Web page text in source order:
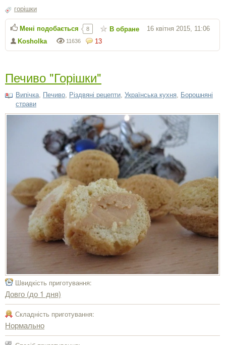
горішки
13
11636
Kosholka
16 квітня 2015, 11:06
Мені подобається 8 В обране
Печиво "Горішки"
Випічка Печиво Різдвяні рецепти Українська кухня
Борошняні
страви
Швидкість приготування:
Довго (до 1 дня)
Складність приготування:
Нормально